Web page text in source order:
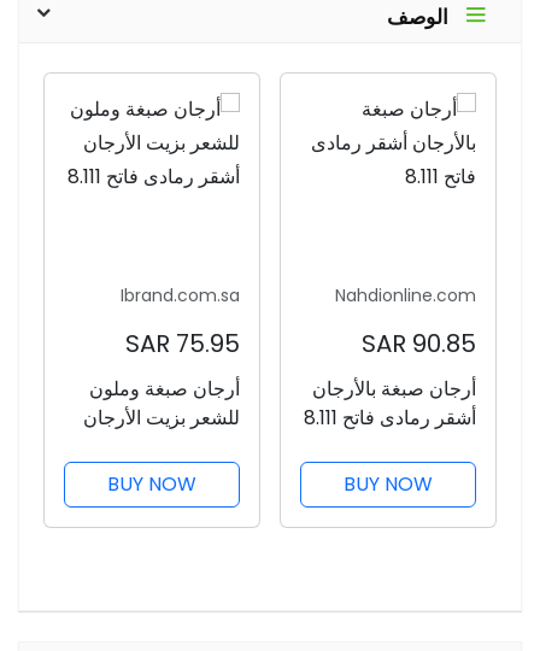
الوصف
Nahdionline.com
90.85 SAR
أرجان صبغة بالأرجان
أشقر رمادى فاتح 8.111
BUY NOW
Ibrand.com.sa
75.95 SAR
أرجان صبغة وملون
للشعر بزيت الأرجان
BUY NOW